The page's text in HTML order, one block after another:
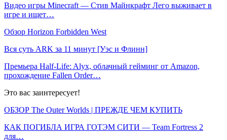
Видео игры Minecraft — Стив Майнкрафт Лего выживает в
игре и ищет…
Обзор Horizon Forbidden West
Вся суть ARK за 11 минут [Уэс и Флинн]
Премьера Half-Life: Alyx, облачный гейминг от Amazon,
прохождение Fallen Order…
Это вас заинтересует!
ОБЗОР The Outer Worlds | ПРЕЖДЕ ЧЕМ КУПИТЬ
КАК ПОГИБЛА ИГРА ГОТЭМ СИТИ — Team Fortress 2
для…